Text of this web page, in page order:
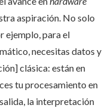
aspiración. No solo
ejemplo, para el
necesitas datos y
clásica: están en
tu procesamiento en
la interpretación